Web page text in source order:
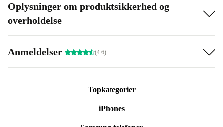
Oplysninger om produktsikkerhed og
overholdelse
Anmeldelser (4.6)
Topkategorier
iPhones